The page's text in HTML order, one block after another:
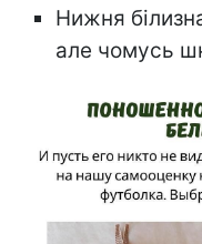
Нижня
але чомусь